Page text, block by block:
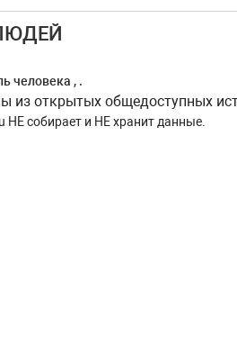
человека , .
из открытых общедоступных
НЕ собирает и НЕ хранит данные.